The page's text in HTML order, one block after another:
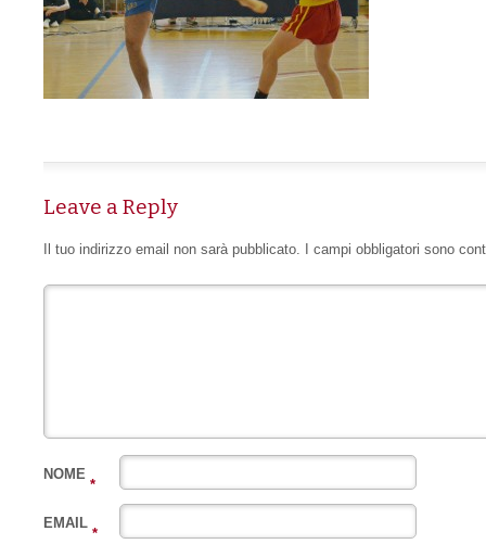
Leave a Reply
Il tuo indirizzo email non sarà pubblicato. I campi obbligatori sono
NOME
*
EMAIL
*